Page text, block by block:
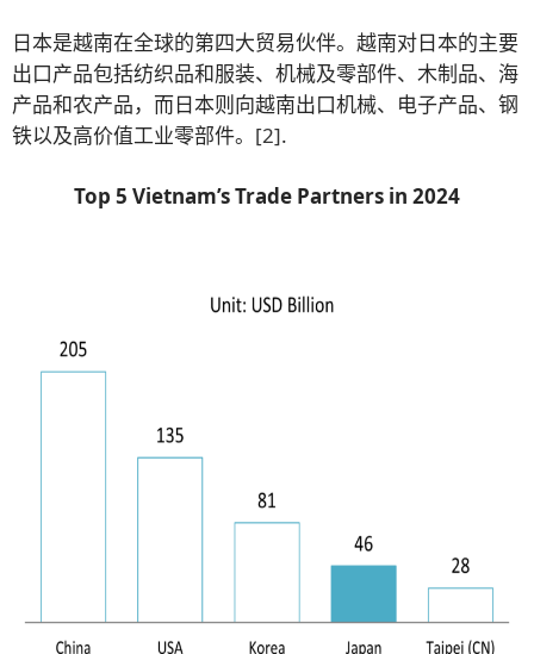
日本是越南在全球的第四大贸易伙伴。越南对日本的主要
出口产品包括纺织品和服装、机械及零部件、木制品、海
产品和农产品，而日本则向越南出口机械、电子产品、钢
铁以及高价值工业零部件。 [2].
Top 5 Vietnam’s Trade Partners in 2024